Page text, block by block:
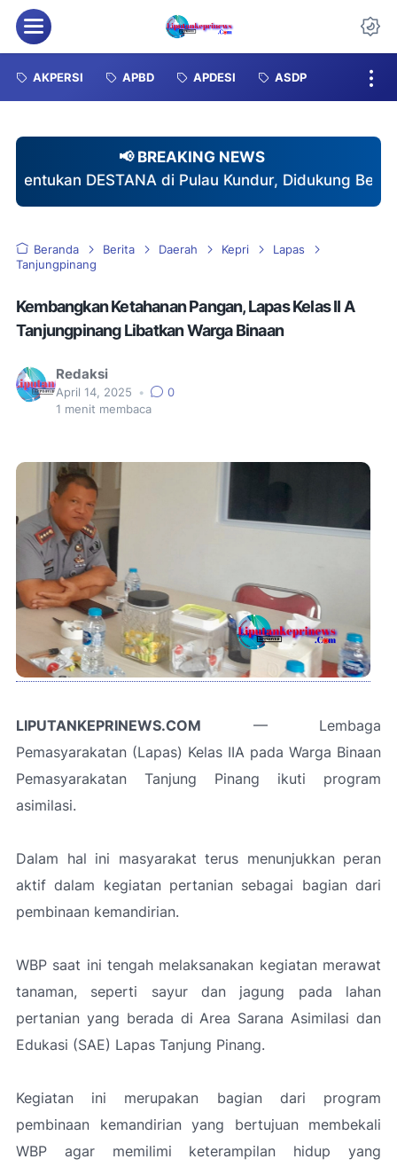
Menu
AKPERSI APBD APDESI ASDP
📢 BREAKING NEWS
di Pulau Kundur, Didukung Berbagai Organisasi
Beranda Berita Daerah Kepri
Lapas
Tanjungpinang
Kembangkan Ketahanan Pangan, Lapas Kelas II A
Tanjungpinang Libatkan Warga Binaan
Redaksi
April 14, 2025 •
0
1 menit membaca
LIPUTANKEPRINEWS.COM — Lembaga
Pemasyarakatan (Lapas) Kelas IIA pada Warga Binaan
Pemasyarakatan Tanjung Pinang ikuti program
asimilasi.
Dalam hal ini masyarakat terus menunjukkan peran
aktif dalam kegiatan pertanian sebagai bagian dari
pembinaan kemandirian.
WBP saat ini tengah melaksanakan kegiatan merawat
tanaman, seperti sayur dan jagung pada lahan
pertanian yang berada di Area Sarana Asimilasi dan
Edukasi (SAE) Lapas Tanjung Pinang.
Kegiatan ini merupakan bagian dari program
pembinaan kemandirian yang bertujuan membekali
WBP agar memilimi keterampilan hidup yang